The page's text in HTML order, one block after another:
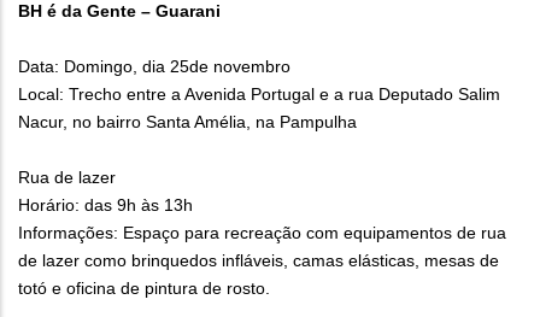
BH é da Gente – Guarani
Data: Domingo, dia 25de novembro
Local: Trecho entre a Avenida Portugal e a rua Deputado Salim
Nacur, no bairro Santa Amélia, na Pampulha
Rua de lazer
Horário: das 9h às 13h
Informações: Espaço para recreação com equipamentos de rua
de lazer como brinquedos infláveis, camas elásticas, mesas de
totó e oficina de pintura de rosto.